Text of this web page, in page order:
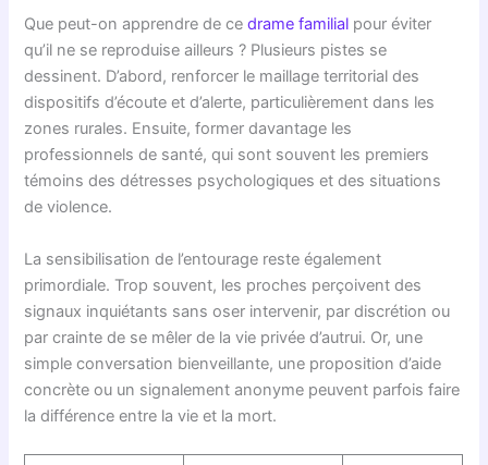
Que peut-on apprendre de cedrame familial pour éviter
qu’il ne se reproduise ailleurs ? Plusieurs pistes se
dessinent. D’abord, renforcer le maillage territorial des
dispositifs d’écoute et d’alerte, particulièrement dans les
zones rurales. Ensuite, former davantage les
professionnels de santé, qui sont souvent les premiers
témoins des détresses psychologiques et des situations
de violence.
La sensibilisation de l’entourage reste également
primordiale. Trop souvent, les proches perçoivent des
signaux inquiétants sans oser intervenir, par discrétion ou
par crainte de se mêler de la vie privée d’autrui. Or, une
simple conversation bienveillante, une proposition d’aide
concrète ou un signalement anonyme peuvent parfois faire
la différence entre la vie et la mort.